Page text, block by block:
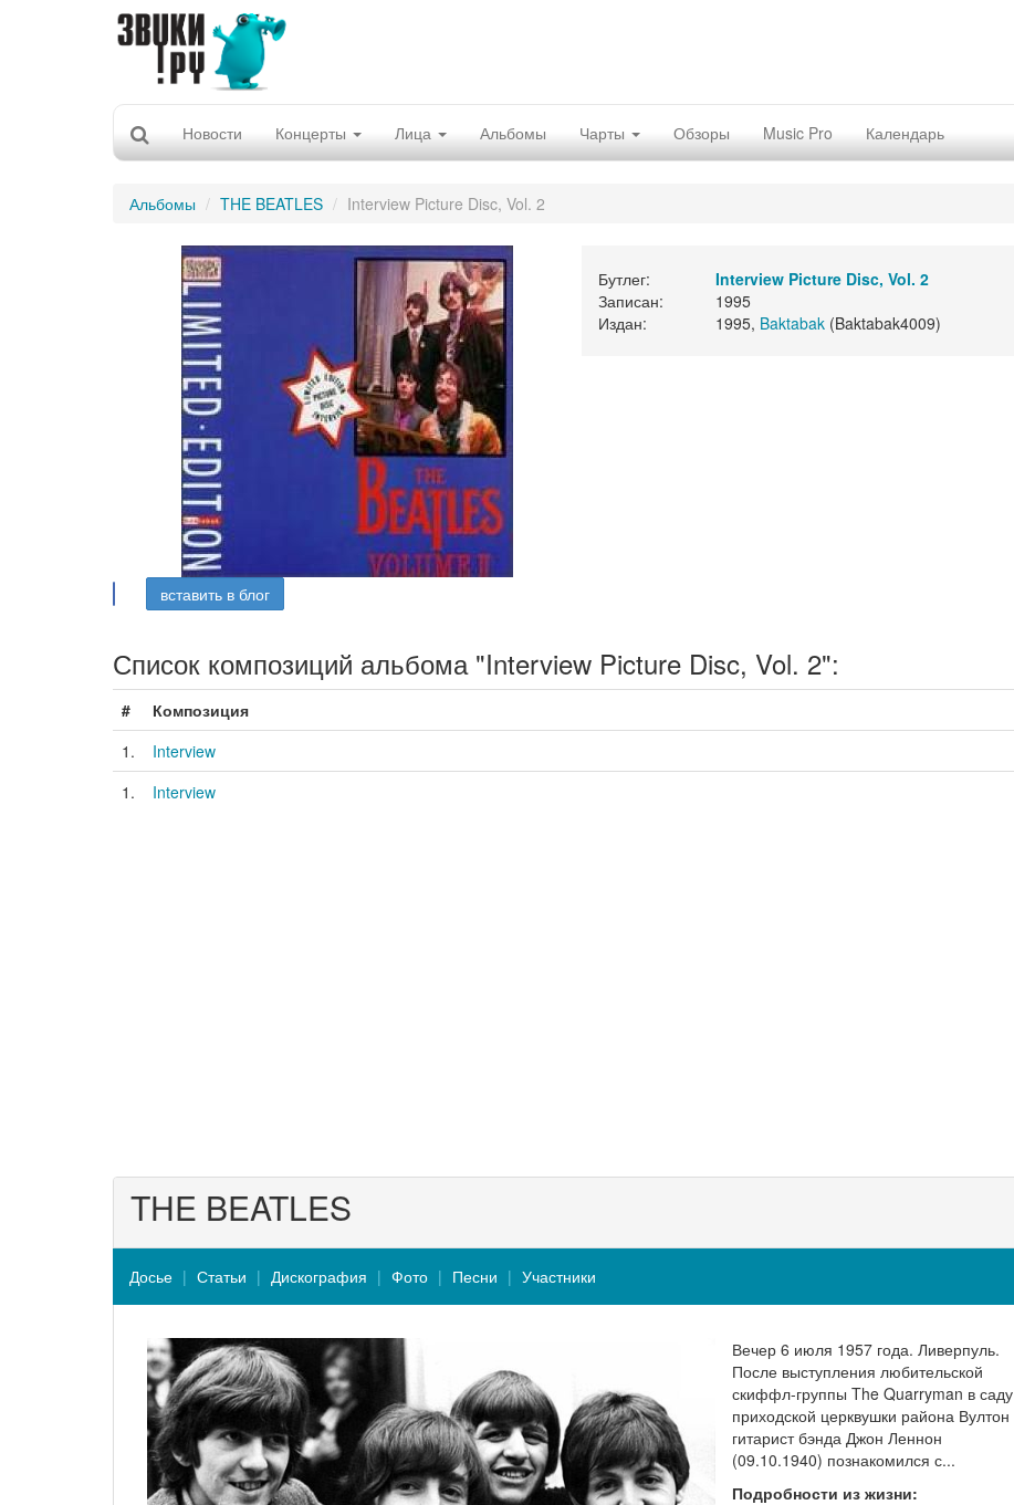
Новости Концерты Лица Альбомы Чарты Обзоры Music Pro Календарь
Альбомы THE BEATLES Interview Picture Disc, Vol. 2
Бутлег:
Interview Picture Disc, Vol. 2
Записан:
1995
Издан:
1995, Baktabak(Baktabak4009)
вставить в блог
Список композиций альбома "Interview Picture Disc, Vol. 2":
#
Композиция
1.
Interview
1.
Interview
THE BEATLES
Досье Статьи Дискография Фото Песни Участники
Вечер 6 июля 1957 года. Ливерпуль.
После выступления любительской
скиффл-группы The Quarryman в саду
приходской церквушки района Вултон
гитарист бэнда Джон Леннон
(09.10.1940) познакомился с...
Подробности из жизни: